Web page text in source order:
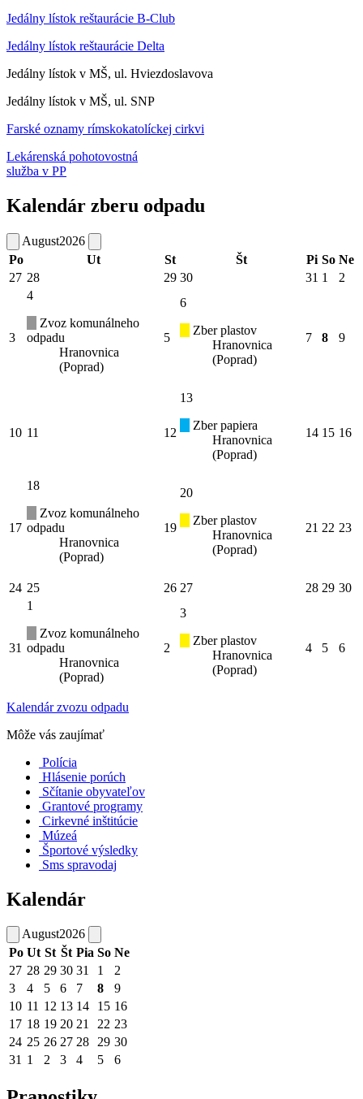
Jedálny lístok reštaurácie B-Club
Jedálny lístok reštaurácie Delta
Jedálny lístok v MŠ, ul. Hviezdoslavova
Jedálny lístok v MŠ, ul. SNP
Farské oznamy rímskokatolíckej cirkvi
Lekárenská pohotovostná
služba v PP
Kalendár zberu odpadu
August2026
Po
Ut St Št Pi So Ne
27 28 29 30 31 1 2
3
4
Zvoz komunálneho
odpadu
Hranovnica
(Poprad)
5
6
Zber plastov
Hranovnica
(Poprad)
7 8 9
10 11 12
13
Zber papiera
Hranovnica
(Poprad)
14 15 16
17
18
Zvoz komunálneho
odpadu
Hranovnica
(Poprad)
19
20
Zber plastov
Hranovnica
(Poprad)
21 22 23
24 25 26 27 28 29 30
31
1
Zvoz komunálneho
odpadu
Hranovnica
(Poprad)
2
3
Zber plastov
Hranovnica
(Poprad)
4 5 6
Kalendár zvozu odpadu
Môže vás zaujímať
Polícia
Hlásenie porúch
Sčítanie obyvateľov
Grantové programy
Cirkevné inštitúcie
Múzeá
Športové výsledky
Sms spravodaj
Kalendár
August2026
Po Ut St Št Pia So Ne
27 28 29 30 31 1
2
3
4 5 6 7 8
9
10 11 12 13 14 15 16
17 18 19 20 21 22 23
24 25 26 27 28 29 30
31 1 2 3 4 5 6